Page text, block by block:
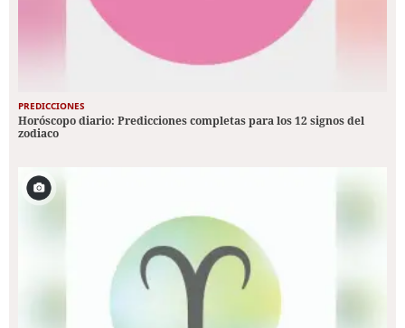
PREDICCIONES
Horóscopo diario: Predicciones completas para los 12 signos del
zodiaco